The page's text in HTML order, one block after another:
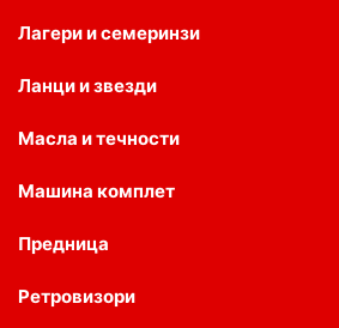
Лагери и семеринзи
Ланци и звезди
Масла и течности
Машина комплет
Предница
Ретровизори